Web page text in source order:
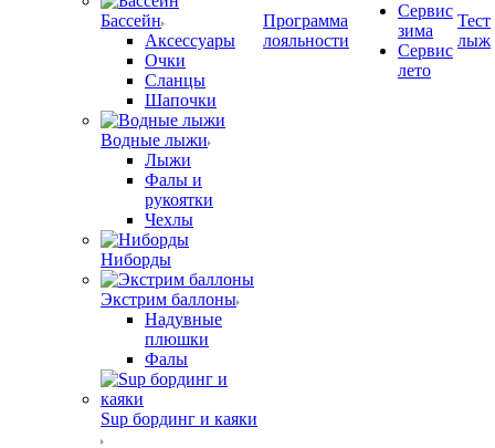
Бассейн
Аксессуары
Очки
Сланцы
Шапочки
Водные лыжи
Лыжи
Фалы и
рукоятки
Чехлы
Ниборды
Экстрим баллоны
Надувные
плюшки
Фалы
Sup бординг и каяки
Программа
лояльности
Сервис
зима
Сервис
лето
Тест
лыж